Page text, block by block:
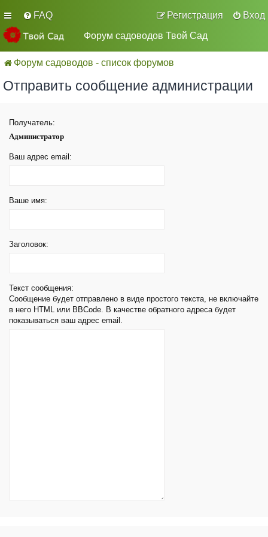
FAQ Вход
Регистрация
Форум садоводов Твой Сад
Форум садоводов - список форумов
Отправить сообщение администрации
Получатель:
Администратор
Ваш адрес email:
Ваше имя:
Заголовок:
Текст сообщения:
Сообщение будет отправлено в виде простого текста, не включайте
в него HTML или BBCode. В качестве обратного адреса будет
показываться ваш адрес email.